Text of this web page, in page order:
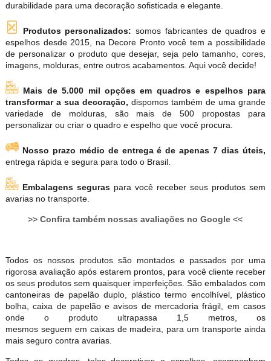
durabilidade para uma decoração sofisticada e elegante.
Produtos personalizados: somos fabricantes de quadros e
espelhos desde 2015, na Decore Pronto você tem a possibilidade
de personalizar o produto que desejar, seja pelo tamanho, cores,
imagens, molduras, entre outros acabamentos. Aqui você decide!
Mais de 5.000 mil opções em quadros e espelhos para
transformar a sua decoração, dispomos também de uma grande
variedade de molduras, são mais de 500 propostas para
personalizar ou criar o quadro e espelho que você procura.
Nosso prazo médio de entrega é de apenas 7 dias úteis,
entrega rápida e segura para todo o Brasil.
Embalagens seguras para você receber seus produtos sem
avarias no transporte.
>>Confira também nossas avaliações no Google <<
Todos os nossos produtos são montados e passados por uma
rigorosa avaliação após estarem prontos, para você cliente receber
os seus produtos sem quaisquer imperfeições. São embalados com
cantoneiras de papelão duplo, plástico termo encolhível, plástico
bolha, caixa de papelão e avisos de mercadoria frágil, em casos
onde o produto ultrapassa 1,5 metros, os
mesmos seguem em caixas de madeira, para um transporte ainda
mais seguro contra avarias.